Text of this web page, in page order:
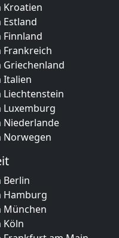
Kroatien
Finnland
Frankreich
Griechenland
Italien
Liechtenstein
Luxemburg
Niederlande
Norwegen
Berlin
Hamburg
München
Köln